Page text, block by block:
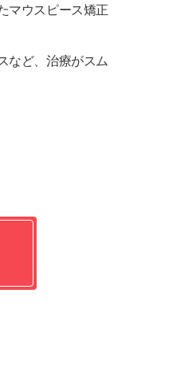
マウスピース矯正
など、治療がスム